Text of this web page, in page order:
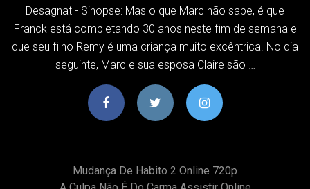
Desagnat - Sinopse: Mas o que Marc não sabe, é que
Franck está completando 30 anos neste fim de semana e
que seu filho Remy é uma criança muito excêntrica. No dia
seguinte, Marc e sua esposa Claire são …
Mudança De Habito 2 Online 720p